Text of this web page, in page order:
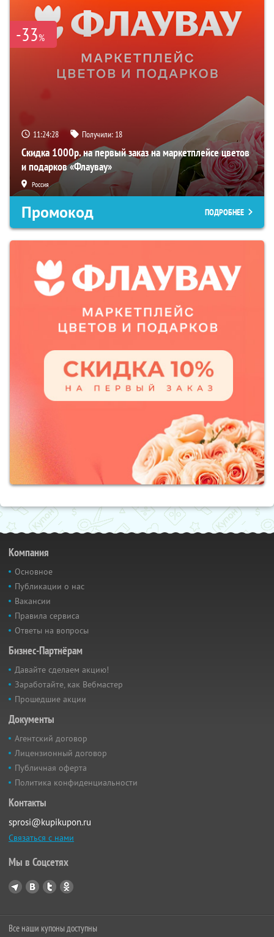
-33%
11:24:27 Получили: 18
Скидка 1000р. на первый заказ на маркетплейсе цветов
и подарков «Флаувау»
Россия
Промокод ПОДРОБНЕЕ
Компания
Основное
Публикации о нас
Вакансии
Правила сервиса
Ответы на вопросы
Бизнес-Партнёрам
Давайте сделаем акцию!
Заработайте, как Вебмастер
Прошедшие акции
Документы
Агентский договор
Лицензионный договор
Публичная оферта
Политика конфиденциальности
Контакты
sprosi@kupikupon.ru
Связаться с нами
Мы в Соцсетях
Все наши купоны доступны